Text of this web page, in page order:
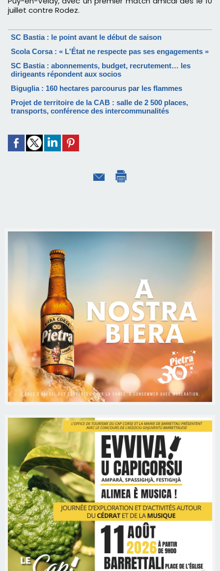
juillet contre Rodez.
SC Bastia : le point avant le début de saison
Scola Corsa : « L'État ne respecte pas ses engagements »
SC Bastia : abonnements, budget, recrutement… les
dirigeants répondent aux socios
Biguglia : 160 hectares parcourus par les flammes
Projet de territoire de la CAB : salle de 2 500 places,
transports, conférence des intercommunalités